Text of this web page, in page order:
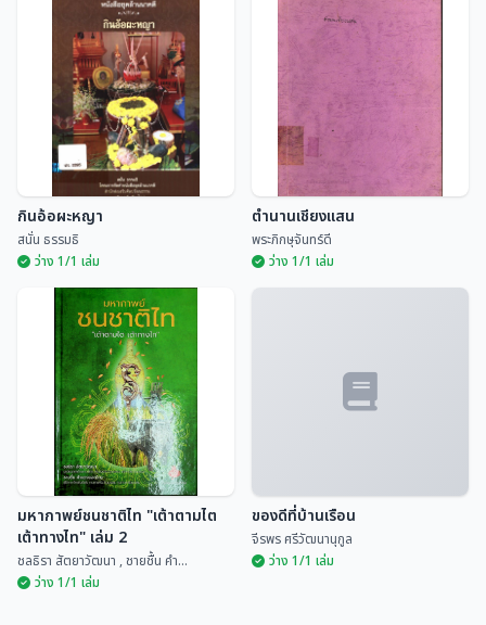
เรือนอนุสารสุนทร หอดนตรีพื้น
บ้านล้านนา
ศูนย์ศิลปวัฒนธรรม สถ...
ประเพณีสิบสองเดือนล้านนาไทย
กินอ้อผะหญา
สนั่น ธรรมธิ
กินอ้อผะหญา
สนั่น ธรรมธิ
ว่าง 1/1 เล่ม
พระภิกษุจันทร์ดี
ตำนานเชียงแสน
พระภิกษุจันทร์ดี
ว่าง 1/1 เล่ม
มหากาพย์ชนชาติไท "เต้าตามไต
เต้าทางไท" เล่ม 2
ชลธิรา สัตยาวัฒนา , ชายชื้น คำ...
ว่าง 1/1 เล่ม
ของดีที่บ้านเรือน
จีรพร ศรีวัฒนานุกูล
ว่าง 1/1 เล่ม